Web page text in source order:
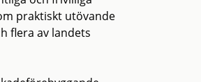
praktiskt utövande
flera av landets